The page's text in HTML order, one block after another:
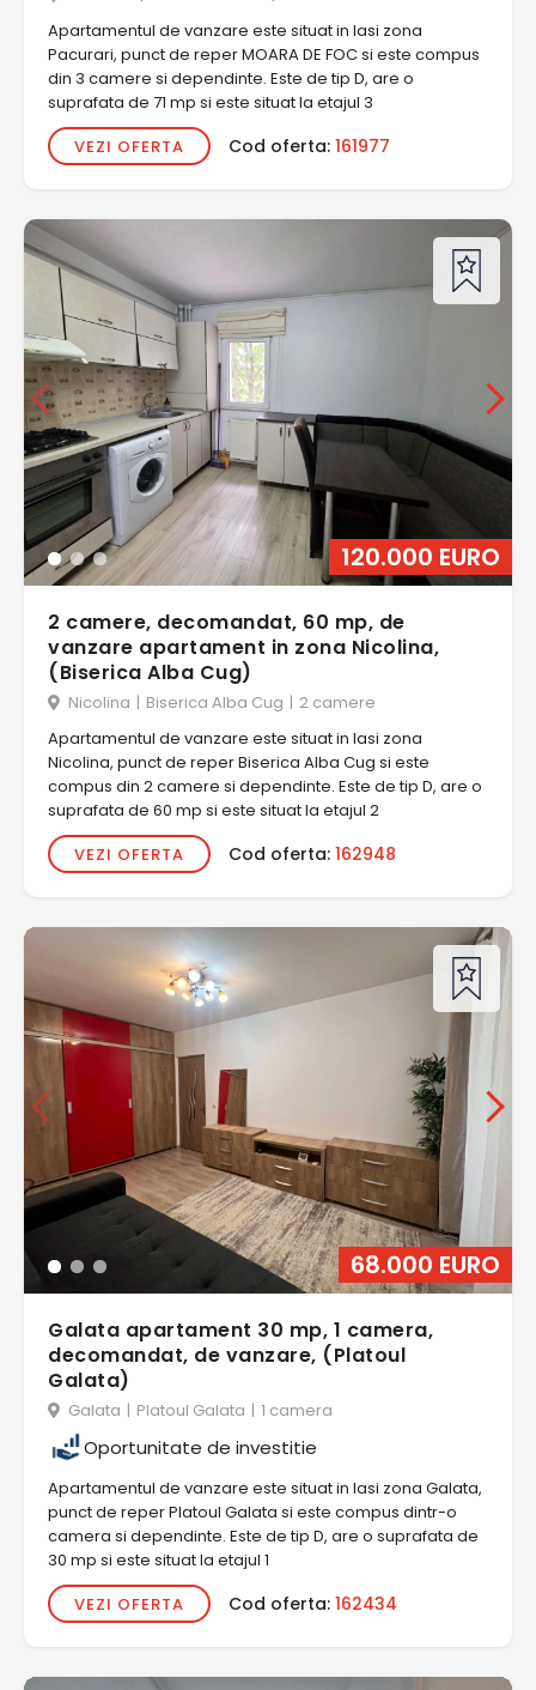
Apartamentul de vanzare este situat in Iasi zona
Pacurari, punct de reper MOARA DE FOC si este compus
din 3 camere si dependinte. Este de tip D, are o
suprafata de 71 mp si este situat la etajul 3
VEZI OFERTA
Cod oferta: 161977
120.000 EURO
2 camere, decomandat, 60 mp, de
vanzare apartament in zona Nicolina,
(Biserica Alba Cug)
Nicolina | Biserica Alba Cug | 2 camere
Apartamentul de vanzare este situat in Iasi zona
Nicolina, punct de reper Biserica Alba Cug si este
compus din 2 camere si dependinte. Este de tip D, are o
suprafata de 60 mp si este situat la etajul 2
VEZI OFERTA
Cod oferta: 162948
68.000 EURO
Galata apartament 30 mp, 1 camera,
decomandat, de vanzare, (Platoul
Galata)
Galata | Platoul Galata | 1 camera
Oportunitate de investitie
Apartamentul de vanzare este situat in Iasi zona Galata,
punct de reper Platoul Galata si este compus dintr-o
camera si dependinte. Este de tip D, are o suprafata de
30 mp si este situat la etajul 1
VEZI OFERTA
Cod oferta: 162434